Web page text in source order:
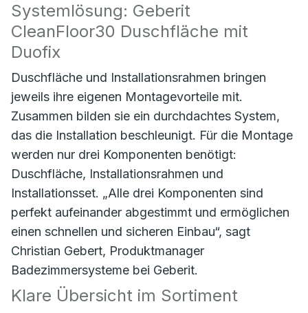
Systemlösung: Geberit
CleanFloor30 Duschfläche mit
Duofix
Duschfläche und Installationsrahmen bringen
jeweils ihre eigenen Montagevorteile mit.
Zusammen bilden sie ein durchdachtes System,
das die Installation beschleunigt. Für die Montage
werden nur drei Komponenten benötigt:
Duschfläche, Installationsrahmen und
Installationsset. „Alle drei Komponenten sind
perfekt aufeinander abgestimmt und ermöglichen
einen schnellen und sicheren Einbau“, sagt
Christian Gebert, Produktmanager
Badezimmersysteme bei Geberit.
Klare Übersicht im Sortiment